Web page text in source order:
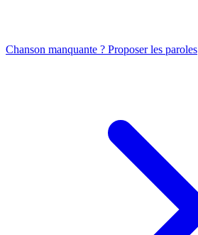
Chanson manquante ? Proposer les paroles